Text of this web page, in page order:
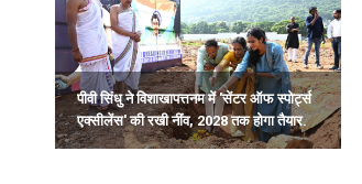
पीवी सिंधु ने विशाखापत्तनम में 'सेंटर ऑफ स्पोर्ट्स
एक्सीलेंस' की रखी नींव, 2028 तक होगा तैयार.